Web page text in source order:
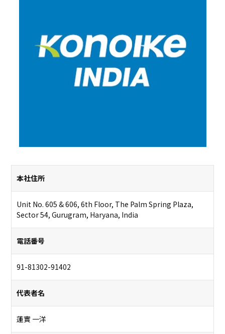
本社住所
Unit No. 605 & 606, 6th Floor, The Palm Spring Plaza,
Sector 54, Gurugram, Haryana, India
電話番号
91-81302-91402
代表者名
蓮實 一洋